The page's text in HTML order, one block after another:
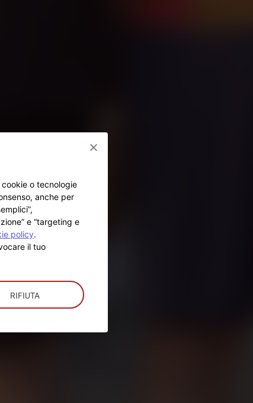
o tecnologie
anche per
e “targeting e
policy.
il tuo
RIFIUTA